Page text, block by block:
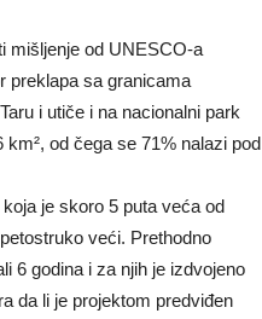
mišljenje od UNESCO-a
preklapa sa granicama
i utiče i na nacionalni park
od čega se 71% nalazi pod
je skoro 5 puta veća od
veći. Prethodno
6 godina i za njih je izdvojeno
da li je projektom predviđen